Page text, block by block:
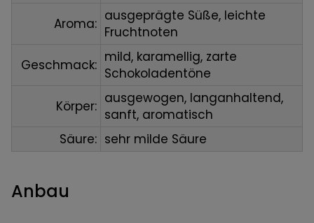
Aroma: ausgeprägte Süße, leichte
Fruchtnoten
Geschmack: mild, karamellig, zarte
Schokoladentöne
Körper: ausgewogen, langanhaltend,
sanft, aromatisch
Säure: sehr milde Säure
Anbau